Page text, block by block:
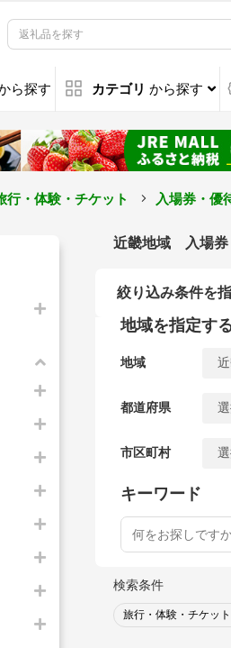
ら探す カテゴリ から探す
行・体験・チケット 入場券・優
近畿地域 入場券
絞り込み条件を
地域を指定す
地域
都道府県
市区町村
キーワード
検索条件
旅行・体験・チケット